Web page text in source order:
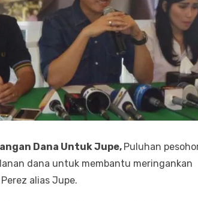
Dana Untuk Jupe, Puluhan
dana untuk membantu meringankan
alias Jupe.